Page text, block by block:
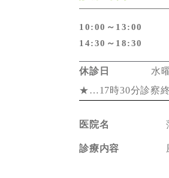
10:00～13:00
14:30～18:30
休診日
水
★…17時30分診察
医院名
診療内容